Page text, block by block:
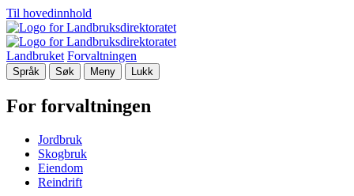
Til hovedinnhold
Landbruket Forvaltningen
Språk Søk Meny Lukk
For forvaltningen
Jordbruk
Skogbruk
Eiendom
Reindrift